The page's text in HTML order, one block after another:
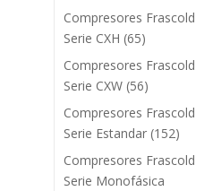
Compresores Frascold
Serie CXH (65)
Compresores Frascold
Serie CXW (56)
Compresores Frascold
Serie Estandar (152)
Compresores Frascold
Serie Monofásica